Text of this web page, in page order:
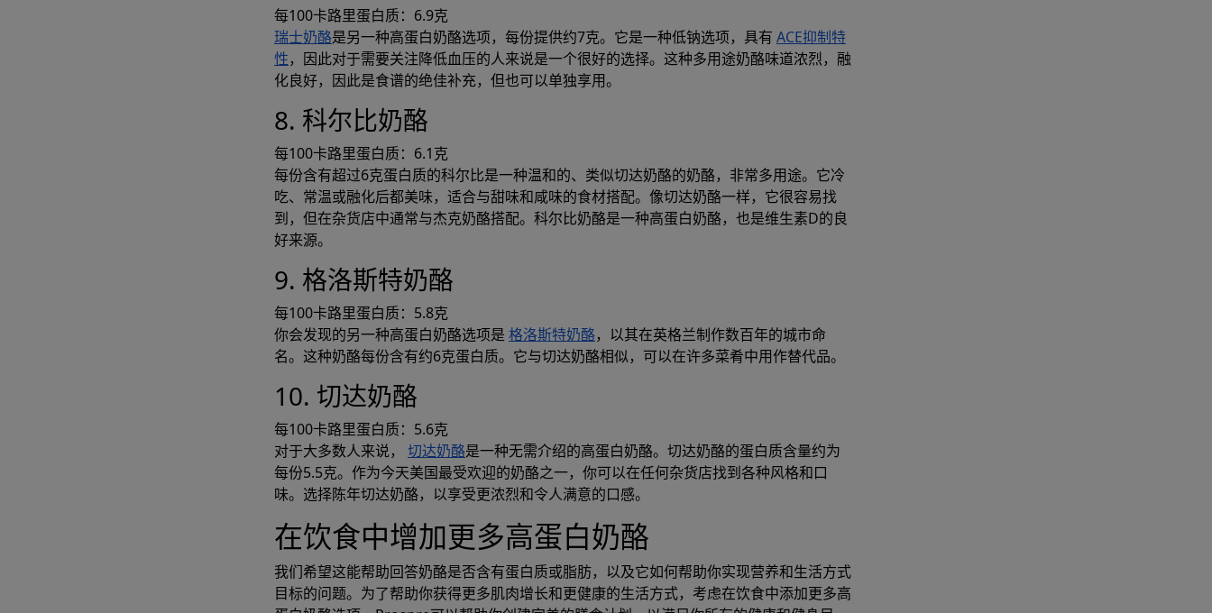
每100卡路里蛋白质：6.9克
瑞士奶酪是另一种高蛋白奶酪选项，每份提供约7克。它是一种低钠选项，具有 ACE抑制特
性，因此对于需要关注降低血压的人来说是一个很好的选择。这种多用途奶酪味道浓烈，融
化良好，因此是食谱的绝佳补充，但也可以单独享用。
8. 科尔比奶酪
每100卡路里蛋白质：6.1克
每份含有超过6克蛋白质的科尔比是一种温和的、类似切达奶酪的奶酪，非常多用途。它冷
吃、常温或融化后都美味，适合与甜味和咸味的食材搭配。像切达奶酪一样，它很容易找
到，但在杂货店中通常与杰克奶酪搭配。科尔比奶酪是一种高蛋白奶酪，也是维生素D的良
好来源。
9. 格洛斯特奶酪
每100卡路里蛋白质：5.8克
你会发现的另一种高蛋白奶酪选项是 格洛斯特奶酪，以其在英格兰制作数百年的城市命
名。这种奶酪每份含有约6克蛋白质。它与切达奶酪相似，可以在许多菜肴中用作替代品。
10. 切达奶酪
每100卡路里蛋白质：5.6克
对于大多数人来说， 切达奶酪是一种无需介绍的高蛋白奶酪。切达奶酪的蛋白质含量约为
每份5.5克。作为今天美国最受欢迎的奶酪之一，你可以在任何杂货店找到各种风格和口
味。选择陈年切达奶酪，以享受更浓烈和令人满意的口感。
在饮食中增加更多高蛋白奶酪
我们希望这能帮助回答奶酪是否含有蛋白质或脂肪，以及它如何帮助你实现营养和生活方式
目标的问题。为了帮助你获得更多肌肉增长和更健康的生活方式，考虑在饮食中添加更多高